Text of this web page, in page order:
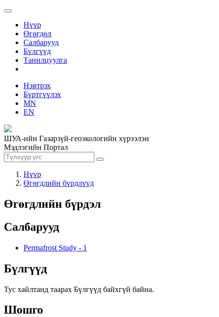
Нүүр
Өгөгдөл
Салбарууд
Бүлгүүд
Танилцуулга
Нэвтрэх
Бүртгүүлэх
MN
EN
ШУА-ийн Газарзүй-геоэкологийн хүрээлэн
Мэдлэгийн Портал
Нүүр
Өгөгдлийн бүрдлүүд
Өгөгдлийн бүрдэл
Салбарууд
Permafrost Study - 1
Бүлгүүд
Тус хайлтанд таарах Бүлгүүд байхгүй байна.
Шошго